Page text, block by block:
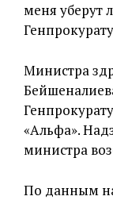
меня уберут
Министра
«Альфа».
министра
По данным